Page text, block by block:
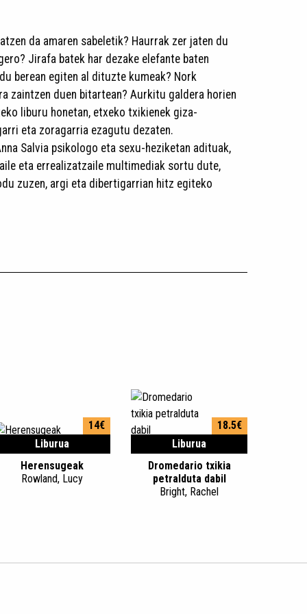
da amaren sabeletik? Haurrak zer jaten du
Jirafa batek har dezake elefante baten
berean egiten al dituzte kumeak? Nork
zaintzen duen bitartean? Aurkitu galdera horien
liburu honetan, etxeko txikienek giza-
eta zoragarria ezagutu dezaten.
Salvia psikologo eta sexu-heziketan adituak,
eta errealizatzaile multimediak sortu dute,
zuzen, argi eta dibertigarrian hitz egiteko
Liburua
14€
Herensugeak
Rowland, Lucy
Liburua
18.5€
Dromedario txikia
petralduta dabil
Bright, Rachel